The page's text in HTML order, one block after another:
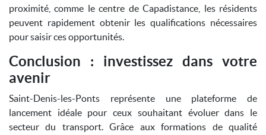
proximité, comme le centre de Capadistance, les résidents
peuvent rapidement obtenir les qualifications nécessaires
pour saisir ces opportunités.
Conclusion : investissez dans votre
avenir
Saint-Denis-les-Ponts représente une plateforme de
lancement idéale pour ceux souhaitant évoluer dans le
secteur du transport. Grâce aux formations de qualité